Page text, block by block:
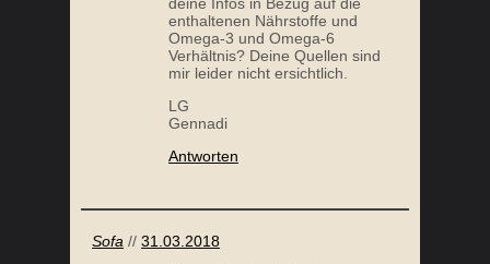
enthaltenen Nährstoffe und
Omega-3 und Omega-6
Verhältnis? Deine Quellen sind
mir leider nicht ersichtlich.
LG
Gennadi
Antworten
Sofa // 31.03.2018